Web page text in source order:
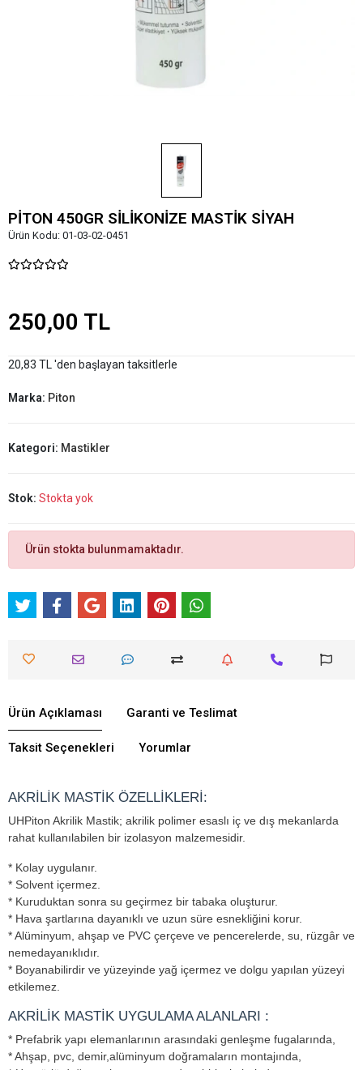
PİTON 450GR SİLİKONİZE MASTİK SİYAH
Ürün Kodu: 01-03-02-0451
250,00 TL
20,83 TL 'den başlayan taksitlerle
Marka: Piton
Kategori: Mastikler
Stok: Stokta yok
Ürün stokta bulunmamaktadır.
Ürün Açıklaması Garanti ve Teslimat
Taksit Seçenekleri Yorumlar
AKRİLİK MASTİK ÖZELLİKLERİ:
UHPiton Akrilik Mastik; akrilik polimer esaslı iç ve dış mekanlarda
rahat kullanılabilen bir izolasyon malzemesidir.
* Kolay uygulanır.
* Solvent içermez.
* Kuruduktan sonra su geçirmez bir tabaka oluşturur.
* Hava şartlarına dayanıklı ve uzun süre esnekliğini korur.
* Alüminyum, ahşap ve PVC çerçeve ve pencerelerde, su, rüzgâr ve
nemedayanıklıdır.
* Boyanabilirdir ve yüzeyinde yağ içermez ve dolgu yapılan yüzeyi
etkilemez.
AKRİLİK MASTİK UYGULAMA ALANLARI :
* Prefabrik yapı elemanlarının arasındaki genleşme fugalarında,
* Ahşap, pvc, demir,alüminyum doğramaların montajında,